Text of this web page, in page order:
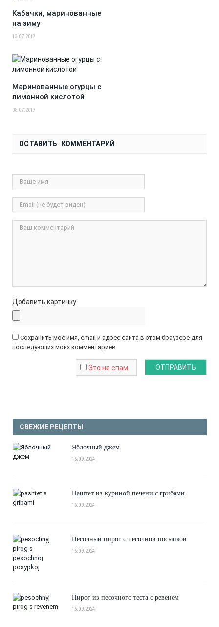
Кабачки, маринованные
на зиму
13.07.2017
Маринованные огурцы с
лимонной кислотой
08.07.2017
ОСТАВИТЬ КОММЕНТАРИЙ
Добавить картинку
Сохранить моё имя, email и адрес сайта в этом браузере для
последующих моих комментариев.
Это не спам.
СВЕЖИЕ РЕЦЕПТЫ
Яблочный джем
16.09.2024
Паштет из куриной печени с грибами
16.09.2024
Песочный пирог с песочной посыпкой
16.09.2024
Пирог из песочного теста с ревенем
16.09.2024